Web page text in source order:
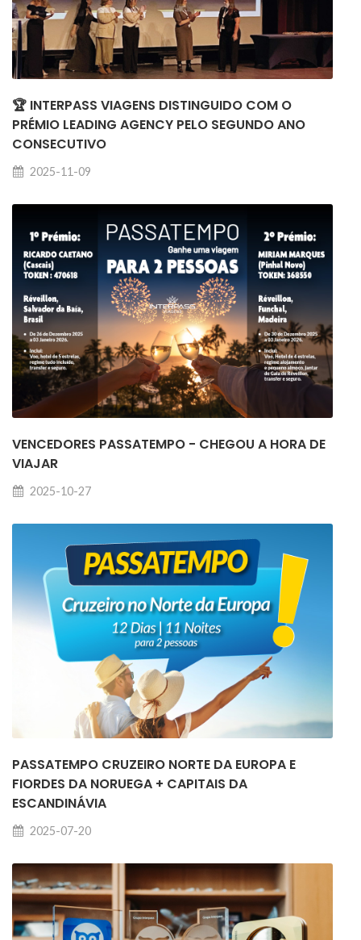
🏆 INTERPASS VIAGENS DISTINGUIDO COM O
PRÉMIO LEADING AGENCY PELO SEGUNDO ANO
CONSECUTIVO
2025-11-09
VENCEDORES PASSATEMPO - CHEGOU A HORA DE
VIAJAR
2025-10-27
PASSATEMPO CRUZEIRO NORTE DA EUROPA E
FIORDES DA NORUEGA + CAPITAIS DA
ESCANDINÁVIA
2025-07-20